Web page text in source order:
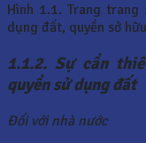
Hình 1.1. Trang
dụng đất, quyền sở
1.1.2. Sự cần
quyền sử dụng đất
Đối với nhà nước